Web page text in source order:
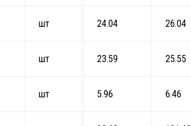
шт 24.04 26.04
шт 23.59 25.55
шт 5.96 6.46